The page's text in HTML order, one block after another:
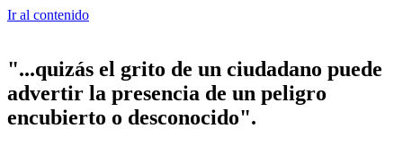
Ir al contenido
"...quizás el grito de un ciudadano puede
advertir la presencia de un peligro
encubierto o desconocido".